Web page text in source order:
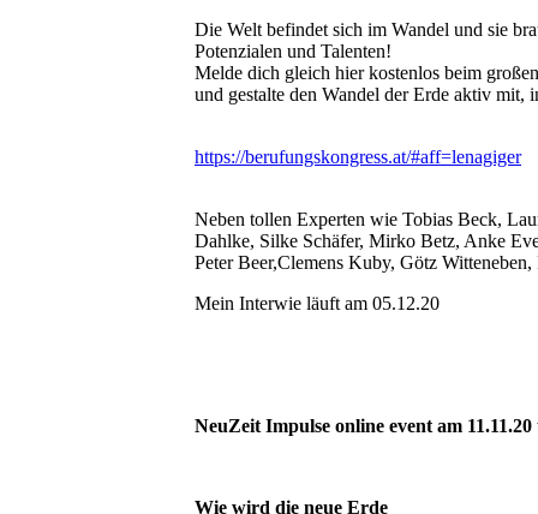
Die Welt befindet sich im Wandel und sie
Potenzialen und Talenten!
Melde dich gleich hier kostenlos beim
und gestalte den Wandel der Erde aktiv
https://berufungskongress.at/#aff=lenagiger
Neben tollen Experten wie Tobias Beck,
Dahlke, Silke Schäfer, Mirko Betz, Anke
Peter Beer,Clemens Kuby, Götz
Mein Interwie läuft am 05.12.20
NeuZeit Impulse online event am
Wie wird die neue Erde